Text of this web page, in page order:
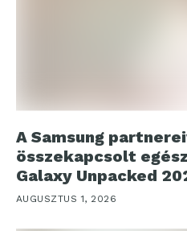
A Samsung
összekapcsolt
Galaxy Unpacked
AUGUSZTUS 1, 2026